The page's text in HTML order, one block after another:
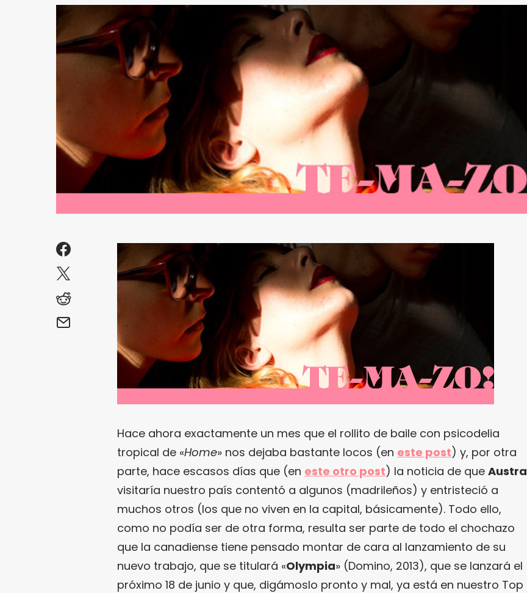
Hace ahora exactamente un mes que el rollito de baile con psicodelia
tropical de «Home» nos dejaba bastante locos (en este post) y, por otra
parte, hace escasos días que (en este otro post) la noticia de que Austra
visitaría nuestro país contentó a algunos (madrileños) y entristeció a
muchos otros (los que no viven en la capital, básicamente). Todo ello,
como no podía ser de otra forma, resulta ser parte de todo el chochazo
que la canadiense tiene pensado montar de cara al lanzamiento de su
nuevo trabajo, que se titulará «Olympia» (Domino, 2013), que se lanzará el
próximo 18 de junio y que, digámoslo pronto y mal, ya está en nuestro Top